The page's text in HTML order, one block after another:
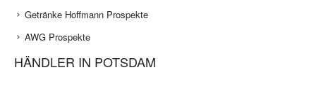
Getränke Hoffmann Prospekte
AWG Prospekte
HÄNDLER IN POTSDAM